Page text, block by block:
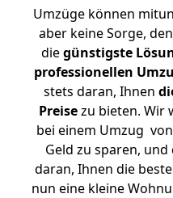
Umzüge können
aber keine Sorge,
diegünstigste
professionellen
stets daran, Ihnen
Preisezu bieten. Wir
bei einem Umzug
Geld zu sparen,
daran, Ihnen die
nun eine kleine